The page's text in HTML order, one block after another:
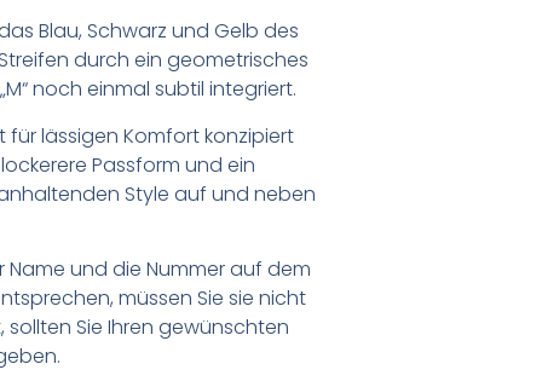
Blau, Schwarz und Gelb des
durch ein geometrisches
noch einmal subtil integriert.
für lässigen Komfort konzipiert
Passform und ein
Style auf und neben
Name und die Nummer auf dem
müssen Sie sie nicht
Sie Ihren gewünschten